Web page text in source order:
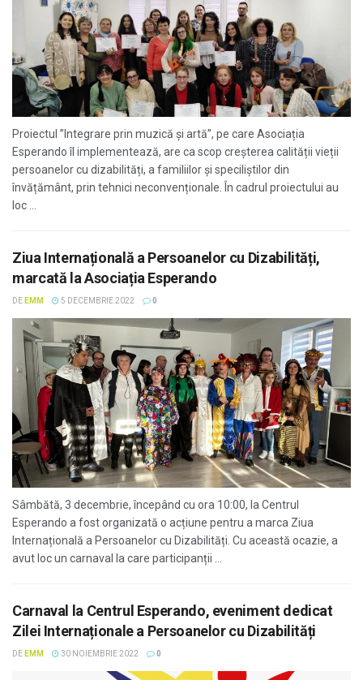
Proiectul ”Integrare prin muzică și artă”, pe care Asociația
Esperando îl implementează, are ca scop creșterea calității vieții
persoanelor cu dizabilități, a familiilor și speciliștilor din
învățământ, prin tehnici neconvenționale. În cadrul proiectului au
loc ...
Ziua Internațională a Persoanelor cu Dizabilități,
marcată la Asociația Esperando
DE EMM 5 DECEMBRIE 2022 0
Sâmbătă, 3 decembrie, începând cu ora 10:00, la Centrul
Esperando a fost organizată o acțiune pentru a marca Ziua
Internațională a Persoanelor cu Dizabilități. Cu această ocazie, a
avut loc un carnaval la care participanții ...
Carnaval la Centrul Esperando, eveniment dedicat
Zilei Internaționale a Persoanelor cu Dizabilități
DE EMM 30 NOIEMBRIE 2022 0